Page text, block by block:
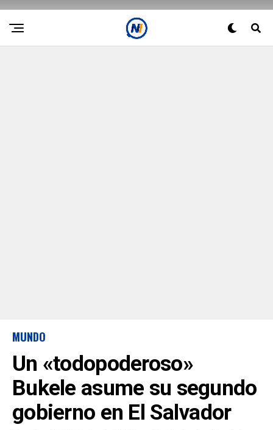
MUNDO
Un «todopoderoso»
Bukele asume su segundo
gobierno en El Salvador